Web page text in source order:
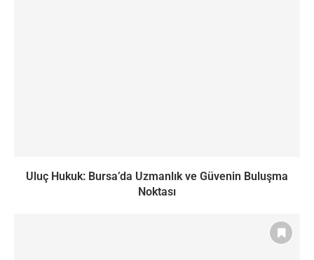
Uluç Hukuk: Bursa’da Uzmanlık ve Güvenin Buluşma
Noktası